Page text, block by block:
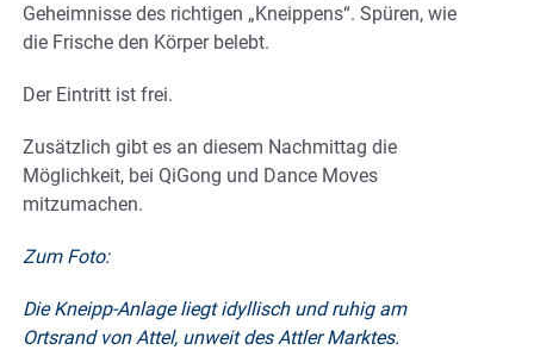
Geheimnisse des richtigen „Kneippens“. Spüren, wie
die Frische den Körper belebt.
Der Eintritt ist frei.
Zusätzlich gibt es an diesem Nachmittag die
Möglichkeit, bei QiGong und Dance Moves
mitzumachen.
Zum Foto:
Die Kneipp-Anlage liegt idyllisch und ruhig am
Ortsrand von Attel, unweit des Attler Marktes.